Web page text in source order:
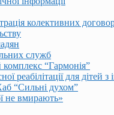
колективних
служб
комплекс “Гармонія”
реабілітації для дітей з
“Сильні духом”
не вмирають»